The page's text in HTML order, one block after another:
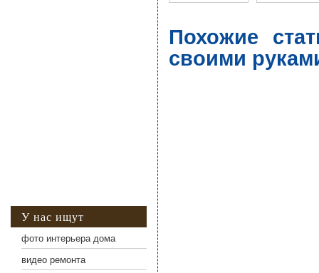
Похожие
своими
У нас ищут
фото интерьера дома
видео ремонта